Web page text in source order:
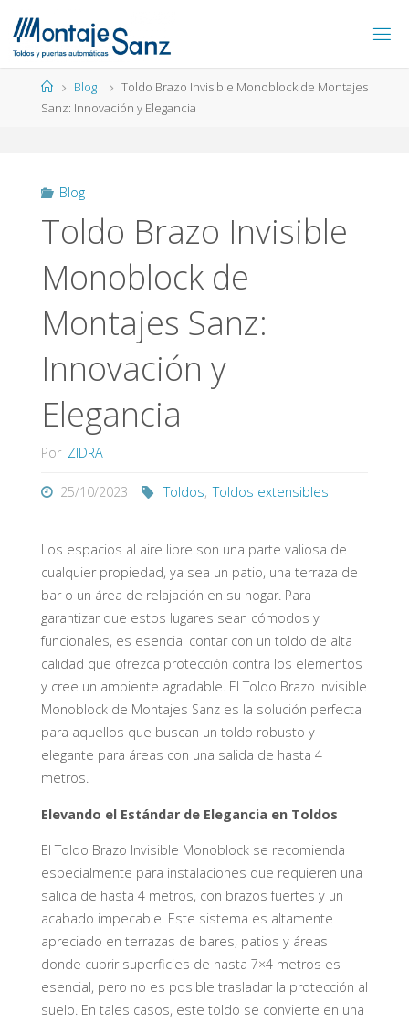
contenido
Página
de
Blog
Toldo Brazo Invisible Monoblock de Montajes
Sanz: Innovación y Elegancia
Blog
Toldo Brazo Invisible
Monoblock de
Montajes Sanz:
Innovación y
Elegancia
Por ZIDRA
25/10/2023 Toldos, Toldos extensibles
Los espacios al aire libre son una parte valiosa de
cualquier propiedad, ya sea un patio, una terraza de
bar o un área de relajación en su hogar. Para
garantizar que estos lugares sean cómodos y
funcionales, es esencial contar con un toldo de alta
calidad que ofrezca protección contra los elementos
y cree un ambiente agradable. El Toldo Brazo Invisible
Monoblock de Montajes Sanz es la solución perfecta
para aquellos que buscan un toldo robusto y
elegante para áreas con una salida de hasta 4
metros.
Elevando el Estándar de Elegancia en Toldos
El Toldo Brazo Invisible Monoblock se recomienda
especialmente para instalaciones que requieren una
salida de hasta 4 metros, con brazos fuertes y un
acabado impecable. Este sistema es altamente
apreciado en terrazas de bares, patios y áreas
donde cubrir superficies de hasta 7×4 metros es
esencial, pero no es posible trasladar la protección al
suelo. En tales casos, este toldo se convierte en una